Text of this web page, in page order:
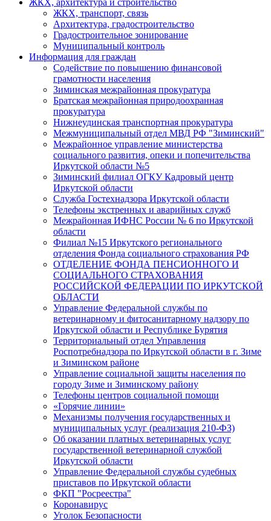
ЖКХ, архитектура и строительство
ЖКХ, транспорт, связь
Архитектура, градостроительство
Градостроительное зонирование
Муниципальный контроль
Информация для граждан
Содействие по повышению финансовой
грамотности населения
Зиминская межрайонная прокуратура
Братская межрайонная природоохранная
прокуратура
Нижнеудинская транспортная прокуратура
Межмуниципальный отдел МВД РФ "Зиминский"
Межрайонное управление министерства
социального развития, опеки и попечительства
Иркутской области №5
Зиминский филиал ОГКУ Кадровый центр
Иркутской области
Служба Гостехнадзора Иркутской области
Телефоны экстренных и аварийных служб
Межрайонная ИФНС России № 6 по Иркутской
области
Филиал №15 Иркутского регионального
отделения Фонда социального страхования РФ
ОТДЕЛЕНИЕ ФОНДА ПЕНСИОННОГО И
СОЦИАЛЬНОГО СТРАХОВАНИЯ
РОССИЙСКОЙ ФЕДЕРАЦИИ ПО ИРКУТСКОЙ
ОБЛАСТИ
Управление Федеральной службы по
ветеринарному и фитосанитарному надзору по
Иркутской области и Республике Бурятия
Территориальный отдел Управления
Роспотребнадзора по Иркутской области в г. Зиме
и Зиминском районе
Управление социальной защиты населения по
городу Зиме и Зиминскому району
Телефоны центров социальной помощи
«Горячие линии»
Механизмы получения государственных и
муниципальных услуг (реализация 210-ФЗ)
Об оказании платных ветеринарных услуг
государственной ветеринарной службой
Иркутской области
Управление Федеральной службы судебных
приставов по Иркутской области
ФКП "Росреестра"
Коронавирус
Уголок Безопасности